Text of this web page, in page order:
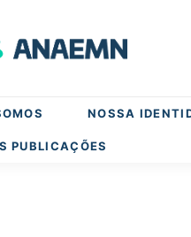
NOSSA
PUBLICAÇÕES